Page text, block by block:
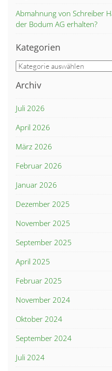
Abmahnung von Schreiber
der Bodum AG erhalten?
Kategorien
Kategorien
Archiv
Juli 2026
April 2026
März 2026
Februar 2026
Januar 2026
Dezember 2025
November 2025
September 2025
April 2025
Februar 2025
November 2024
Oktober 2024
September 2024
Juli 2024